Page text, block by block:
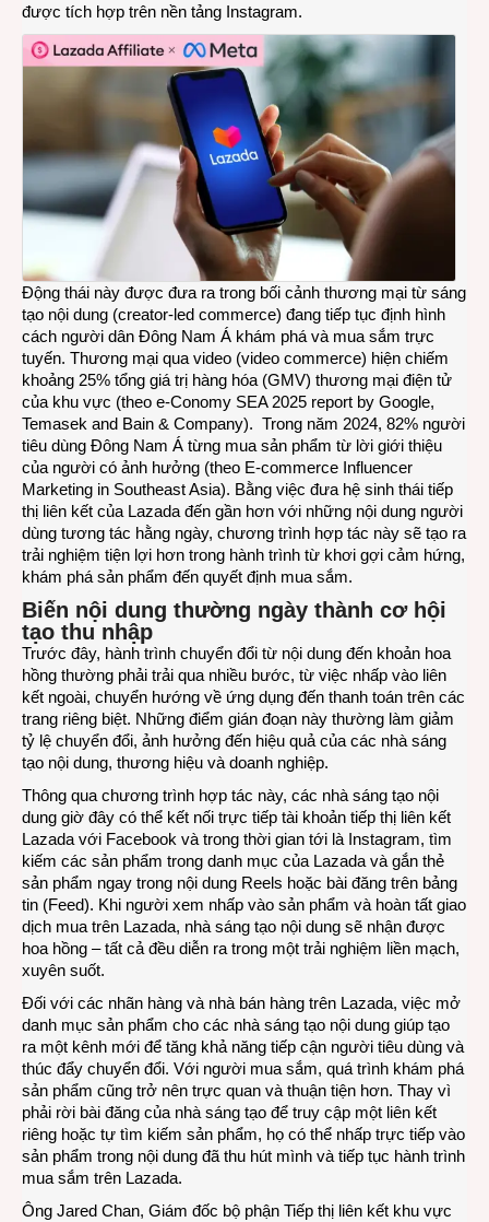
được tích hợp trên nền tảng Instagram.
Động thái này được đưa ra trong bối cảnh thương mại từ sáng
tạo nội dung (creator-led commerce) đang tiếp tục định hình
cách người dân Đông Nam Á khám phá và mua sắm trực
tuyến. Thương mại qua video (video commerce) hiện chiếm
khoảng 25% tổng giá trị hàng hóa (GMV) thương mại điện tử
của khu vực (theo e-Conomy SEA 2025 report by Google,
Temasek and Bain & Company). Trong năm 2024, 82% người
tiêu dùng Đông Nam Á từng mua sản phẩm từ lời giới thiệu
của người có ảnh hưởng (theo E-commerce Influencer
Marketing in Southeast Asia). Bằng việc đưa hệ sinh thái tiếp
thị liên kết của Lazada đến gần hơn với những nội dung người
dùng tương tác hằng ngày, chương trình hợp tác này sẽ tạo ra
trải nghiệm tiện lợi hơn trong hành trình từ khơi gợi cảm hứng,
khám phá sản phẩm đến quyết định mua sắm.
Biến nội dung thường ngày thành cơ hội
tạo thu nhập
Trước đây, hành trình chuyển đổi từ nội dung đến khoản hoa
hồng thường phải trải qua nhiều bước, từ việc nhấp vào liên
kết ngoài, chuyển hướng về ứng dụng đến thanh toán trên các
trang riêng biệt. Những điểm gián đoạn này thường làm giảm
tỷ lệ chuyển đổi, ảnh hưởng đến hiệu quả của các nhà sáng
tạo nội dung, thương hiệu và doanh nghiệp.
Thông qua chương trình hợp tác này, các nhà sáng tạo nội
dung giờ đây có thể kết nối trực tiếp tài khoản tiếp thị liên kết
Lazada với Facebook và trong thời gian tới là Instagram, tìm
kiếm các sản phẩm trong danh mục của Lazada và gắn thẻ
sản phẩm ngay trong nội dung Reels hoặc bài đăng trên bảng
tin (Feed). Khi người xem nhấp vào sản phẩm và hoàn tất giao
dịch mua trên Lazada, nhà sáng tạo nội dung sẽ nhận được
hoa hồng – tất cả đều diễn ra trong một trải nghiệm liền mạch,
xuyên suốt.
Đối với các nhãn hàng và nhà bán hàng trên Lazada, việc mở
danh mục sản phẩm cho các nhà sáng tạo nội dung giúp tạo
ra một kênh mới để tăng khả năng tiếp cận người tiêu dùng và
thúc đẩy chuyển đổi. Với người mua sắm, quá trình khám phá
sản phẩm cũng trở nên trực quan và thuận tiện hơn. Thay vì
phải rời bài đăng của nhà sáng tạo để truy cập một liên kết
riêng hoặc tự tìm kiếm sản phẩm, họ có thể nhấp trực tiếp vào
sản phẩm trong nội dung đã thu hút mình và tiếp tục hành trình
mua sắm trên Lazada.
Ông Jared Chan, Giám đốc bộ phận Tiếp thị liên kết khu vực